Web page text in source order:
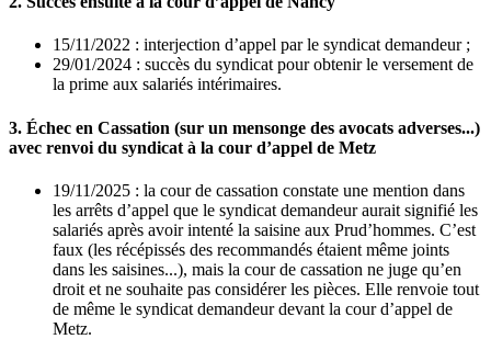
15/11/2022 : interjection d’appel par le syndicat demandeur ;
29/01/2024 : succès du syndicat pour obtenir le versement de
la prime aux salariés intérimaires.
3. Échec en Cassation (sur un mensonge des avocats adverses...)
avec renvoi du syndicat à la cour d’appel de Metz
19/11/2025 : la cour de cassation constate une mention dans
les arrêts d’appel que le syndicat demandeur aurait signifié les
salariés après avoir intenté la saisine aux Prud’hommes. C’est
faux (les récépissés des recommandés étaient même joints
dans les saisines...), mais la cour de cassation ne juge qu’en
droit et ne souhaite pas considérer les pièces. Elle renvoie tout
de même le syndicat demandeur devant la cour d’appel de
Metz.